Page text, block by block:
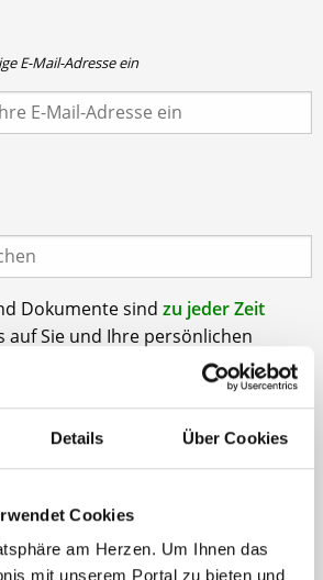
Details Über Cookies
Cookies
am Herzen. Um Ihnen das
mit unserem Portal zu bieten und
E-Mail-Adresse ein
Dokumente sind zu jeder Zeit
auf Sie und Ihre persönlichen
auf Ihre Daten.
zu einem konkreten
weiter.
Service Kundenkontos
der Deutscher
GmbH, 33611 Bielefeld. zu.